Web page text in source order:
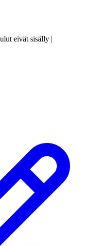
eivät sisälly |